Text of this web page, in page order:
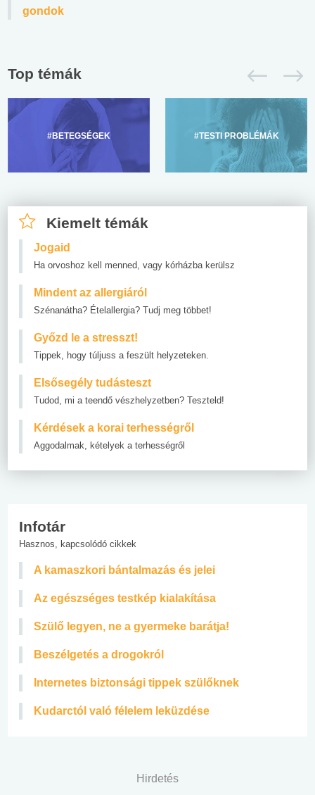
gondok
Top témák
#BETEGSÉGEK #TESTI PROBLÉMÁK
Kiemelt témák
Jogaid
Ha orvoshoz kell menned, vagy kórházba kerülsz
Mindent az allergiáról
Szénanátha? Ételallergia? Tudj meg többet!
Győzd le a stresszt!
Tippek, hogy túljuss a feszült helyzeteken.
Elsősegély tudásteszt
Tudod, mi a teendő vészhelyzetben? Teszteld!
Kérdések a korai terhességről
Aggodalmak, kételyek a terhességről
Infotár
Hasznos, kapcsolódó cikkek
A kamaszkori bántalmazás és jelei
Az egészséges testkép kialakítása
Szülő legyen, ne a gyermeke barátja!
Beszélgetés a drogokról
Internetes biztonsági tippek szülőknek
Kudarctól való félelem leküzdése
Hirdetés